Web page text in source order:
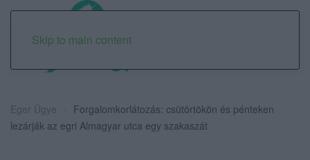
Skip to main content
Eger Ügye
Forgalomkorlátozás: csütörtökön és pénteken
lezárják az egri Almagyar utca egy szakaszát